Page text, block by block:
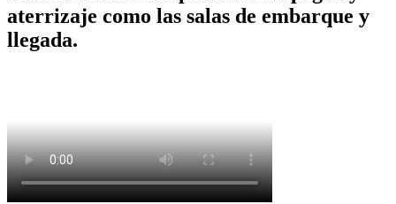
aterrizaje como las salas de embarque y
llegada.